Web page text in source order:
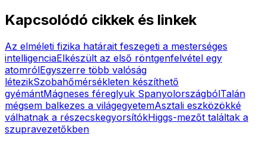
Kapcsolódó cikkek és linkek
Az elméleti fizika határait feszegeti a mesterséges
intelligenciaElkészült az első röntgenfelvétel egy
atomrólEgyszerre több valóság
létezikSzobahőmérsékleten készíthető
gyémántMágneses féreglyuk SpanyolországbólTalán
mégsem balkezes a világegyetemAsztali eszközökké
válhatnak a részecskegyorsítókHiggs-mezőt találtak a
szupravezetőkben